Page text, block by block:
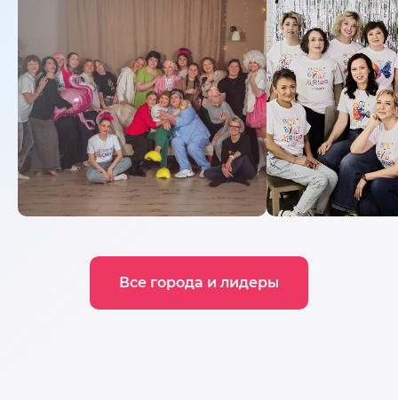
Все города и лидеры